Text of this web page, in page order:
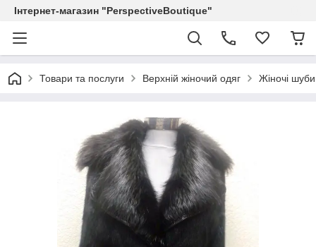
Інтернет-магазин "PerspectiveBoutique"
Товари та послуги Верхній жіночий одяг Жіночі шуби